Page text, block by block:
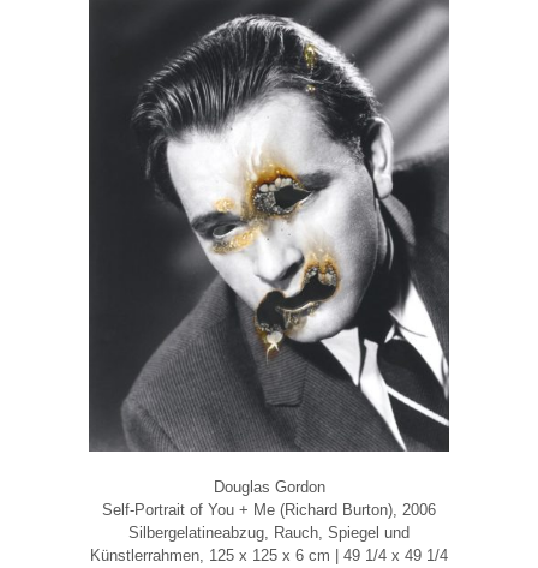
Douglas Gordon
Self-Portrait of You + Me (Richard Burton), 2006
Silbergelatineabzug, Rauch, Spiegel und
Künstlerrahmen, 125 x 125 x 6 cm | 49 1/4 x 49 1/4